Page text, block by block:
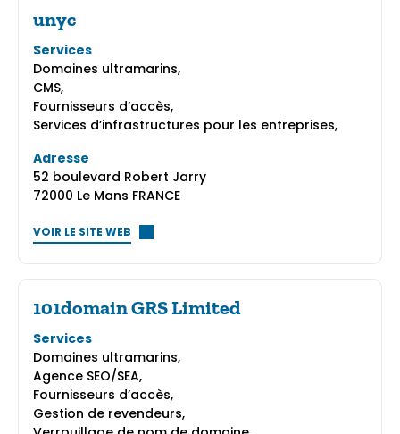
unyc
Services
Domaines ultramarins,
CMS,
Fournisseurs d’accès,
Services d’infrastructures pour les entreprises,
Adresse
52 boulevard Robert Jarry
72000 Le Mans FRANCE
VOIR LE SITE WEB
101domain GRS Limited
Services
Domaines ultramarins,
Agence SEO/SEA,
Fournisseurs d’accès,
Gestion de revendeurs,